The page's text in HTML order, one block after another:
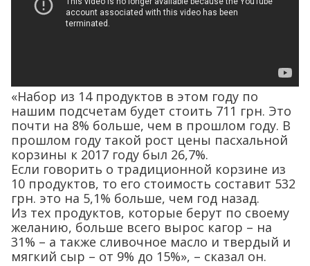
«Набор из 14 продуктов в этом году по
нашим подсчетам будет стоить 711 грн. Это
почти на 8% больше, чем в прошлом году. В
прошлом году такой рост цены пасхальной
корзины к 2017 году был 26,7%.
Если говорить о традиционной корзине из
10 продуктов, то его стоимость составит 532
грн. это на 5,1% больше, чем год назад.
Из тех продуктов, которые берут по своему
желанию, больше всего вырос кагор – на
31% – а также сливочное масло и твердый и
мягкий сыр – от 9% до 15%», – сказал он.